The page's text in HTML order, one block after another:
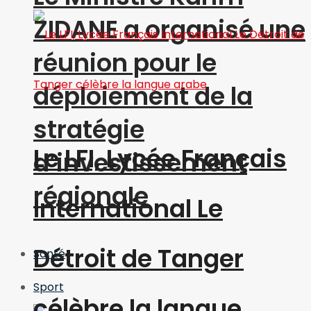
ZIDANE a organisé une
réunion pour le
déploiement de la
stratégie
d’investissement
régionale
Santé
Sport
Le LFI, Lycée Français
International Le
Détroit de Tanger